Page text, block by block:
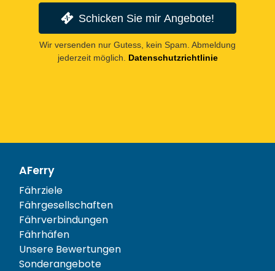
Schicken Sie mir Angebote!
Wir versenden nur Gutess, kein Spam. Abmeldung
jederzeit möglich. Datenschutzrichtlinie
AFerry
Fährziele
Fährgesellschaften
Fährverbindungen
Fährhäfen
Unsere Bewertungen
Sonderangebote